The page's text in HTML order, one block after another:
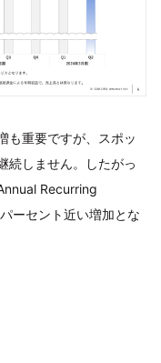
も重要ですが、スポッ
続しません。したがっ
Recurring
ーセント近い増加とな